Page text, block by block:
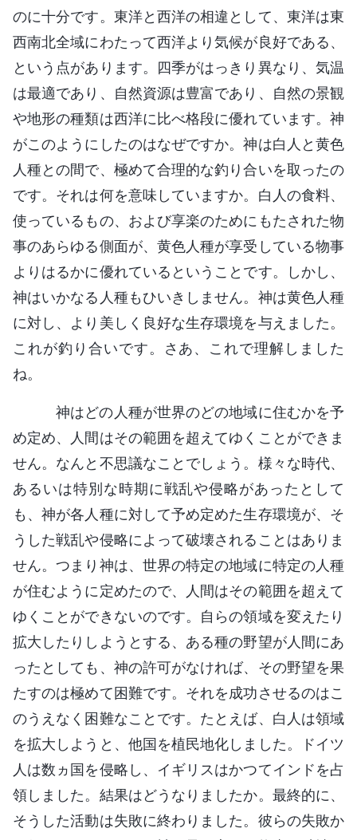
のに十分です。東洋と西洋の相違として、東洋は東
西南北全域にわたって西洋より気候が良好である、
という点があります。四季がはっきり異なり、気温
は最適であり、自然資源は豊富であり、自然の景観
や地形の種類は西洋に比べ格段に優れています。神
がこのようにしたのはなぜですか。神は白人と黄色
人種との間で、極めて合理的な釣り合いを取ったの
です。それは何を意味していますか。白人の食料、
使っているもの、および享楽のためにもたされた物
事のあらゆる側面が、黄色人種が享受している物事
よりはるかに優れているということです。しかし、
神はいかなる人種もひいきしません。神は黄色人種
に対し、より美しく良好な生存環境を与えました。
これが釣り合いです。さあ、これで理解しました
ね。
神はどの人種が世界のどの地域に住むかを予
め定め、人間はその範囲を超えてゆくことができま
せん。なんと不思議なことでしょう。様々な時代、
あるいは特別な時期に戦乱や侵略があったとして
も、神が各人種に対して予め定めた生存環境が、そ
うした戦乱や侵略によって破壊されることはありま
せん。つまり神は、世界の特定の地域に特定の人種
が住むように定めたので、人間はその範囲を超えて
ゆくことができないのです。自らの領域を変えたり
拡大したりしようとする、ある種の野望が人間にあ
ったとしても、神の許可がなければ、その野望を果
たすのは極めて困難です。それを成功させるのはこ
のうえなく困難なことです。たとえば、白人は領域
を拡大しようと、他国を植民地化しました。ドイツ
人は数ヵ国を侵略し、イギリスはかつてインドを占
領しました。結果はどうなりましたか。最終的に、
そうした活動は失敗に終わりました。彼らの失敗か